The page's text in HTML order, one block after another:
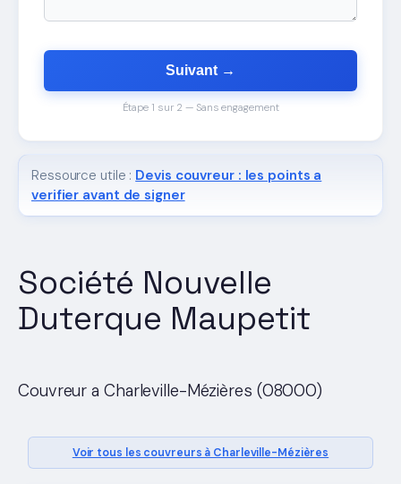
Société Nouvelle
Duterque Maupetit
Couvreur a Charleville-Mézières (08000)
Voir tous les couvreurs à Charleville-Mézières
Suivant →
Étape 1 sur 2 — Sans engagement
Ressource utile : Devis couvreur : les points a
verifier avant de signer